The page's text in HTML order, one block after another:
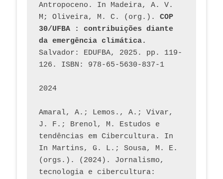
Antropoceno. In Madeira, A. V.
M; Oliveira, M. C. (org.). COP
30/UFBA : contribuições diante
da emergência climática.
Salvador: EDUFBA, 2025. pp. 119-
126. ISBN: 978-65-5630-837-1
2024
Amaral, A.; Lemos., A.; Vivar,
J. F.; Brenol, M. Estudos e
tendências em Cibercultura. In
In Martins, G. L.; Sousa, M. E.
(orgs.). (2024). Jornalismo,
tecnologia e cibercultura: